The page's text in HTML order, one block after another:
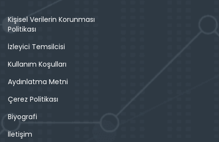
Kişisel Verilerin Korunması
Politikası
İzleyici Temsilcisi
Kullanım Koşulları
Aydınlatma Metni
Çerez Politikası
Biyografi
İletişim